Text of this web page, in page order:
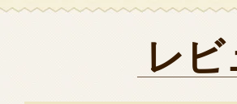
レビ